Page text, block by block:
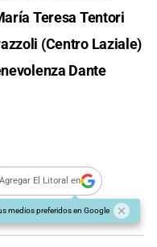
Teresa Tentori
(Centro Laziale)
Dante
El Litoral en
medios preferidos en Google